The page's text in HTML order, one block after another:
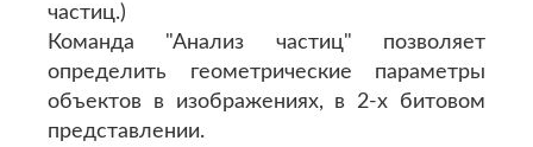
частиц.)
Команда "Анализ частиц" позволяет
определить геометрические параметры
объектов в изображениях, в 2-х битовом
представлении.